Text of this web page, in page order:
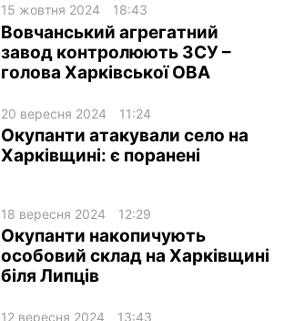
15 жовтня 2024 18:43
Вовчанський агрегатний
завод контролюють ЗСУ –
голова Харківської ОВА
20 вересня 2024 11:24
Окупанти атакували село на
Харківщині: є поранені
18 вересня 2024 12:29
Окупанти накопичують
особовий склад на Харківщині
біля Липців
12 вересня 2024 13:43